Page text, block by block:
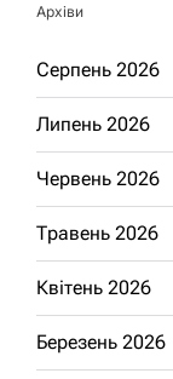
Архіви
Серпень 2026
Липень 2026
Червень 2026
Травень 2026
Квітень 2026
Березень 2026